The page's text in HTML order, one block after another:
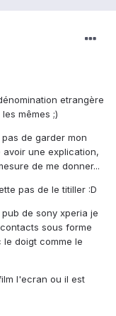
etrangère
mêmes ;)
de garder mon
avoir une explication,
de me donner...
pas de le titiller :D
de sony xperia je
sous forme
doigt comme le
l'ecran ou il est